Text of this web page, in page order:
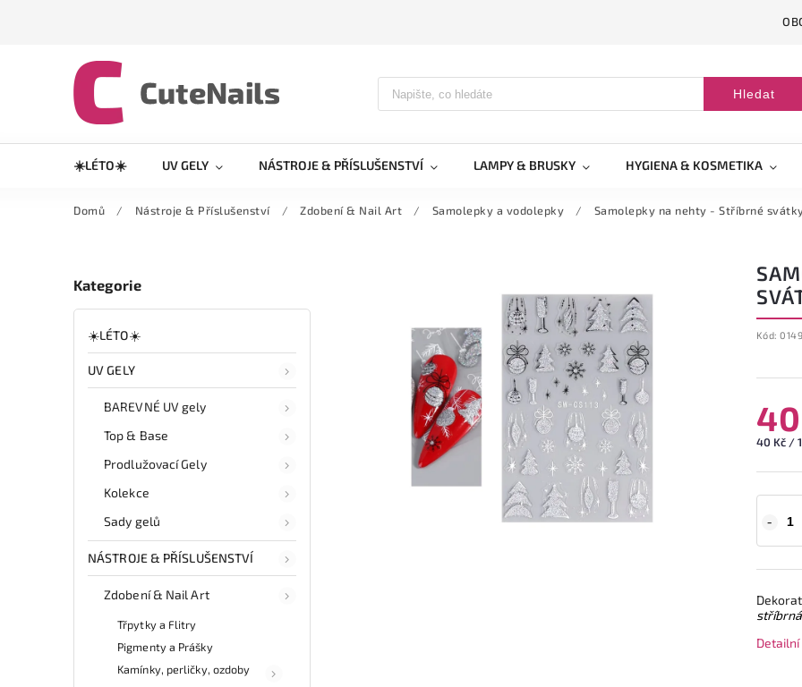
Hledat
☀️LÉTO☀️ UV GELY NÁSTROJE & PŘÍSLUŠENSTVÍ LAMPY & BRUSKY HYGIENA & KOSMETIKA
Domů / Nástroje & Příslušenství / Zdobení & Nail Art / Samolepky a vodolepky / Samolepky na nehty - Stříbrné
Kategorie
☀️LÉTO☀️
UV GELY
BAREVNÉ UV gely
Top & Base
Prodlužovací Gely
Kolekce
Sady gelů
NÁSTROJE & PŘÍSLUŠENSTVÍ
Zdobení & Nail Art
Třpytky a Flitry
Pigmenty a Prášky
Kamínky, perličky, ozdoby
Kód:
40 Kč /
stříbrná